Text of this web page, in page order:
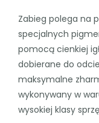
Zabieg polega na
specjalnych
pomocą cienkiej
dobierane do
maksymalne
wykonywany w
wysokiej klasy